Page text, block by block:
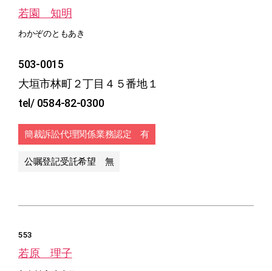
若園 知明
わかぞのともあき
503-0015
大垣市林町２丁目４５番地１
tel/ 0584-82-0300
簡裁訴訟代理関係業務認定 有
公嘱登記受託希望 無
553
若原 理子